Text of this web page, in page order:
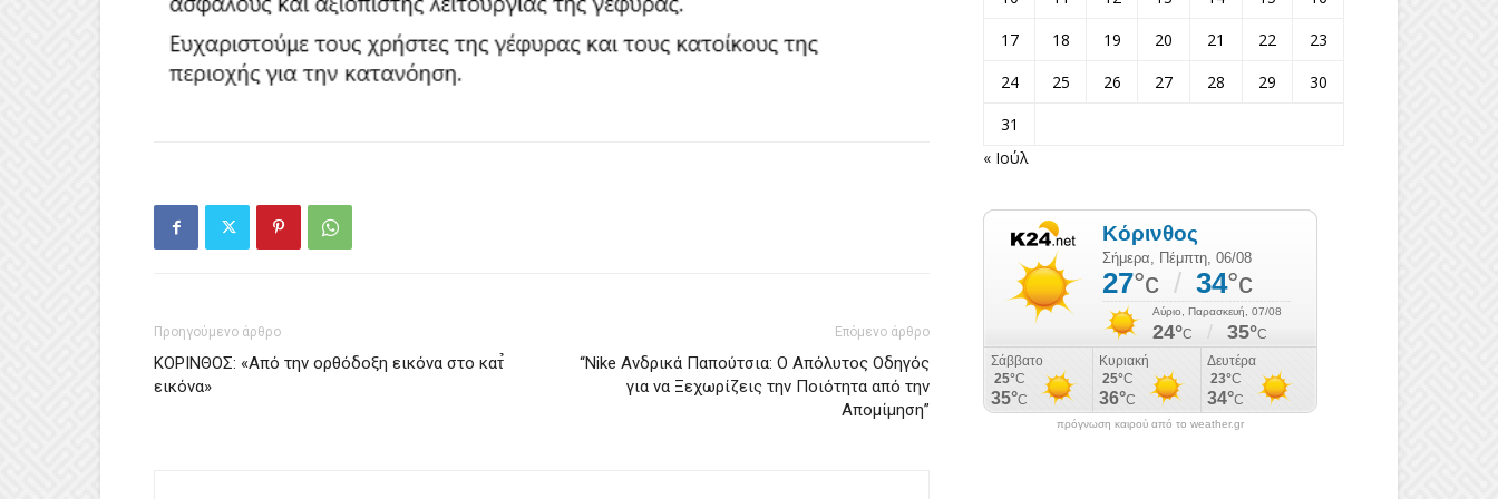
Προηγούμενο άρθρο
ΚΟΡΙΝΘΟΣ: «Από την ορθόδοξη εικόνα στο κατ̉
εικόνα»
Επόμενο άρθρο
“Nike Ανδρικά Παπούτσια: Ο Απόλυτος Οδηγός
για να Ξεχωρίζεις την Ποιότητα από την
Απομίμηση”
17
18 19 20 21 22
23
24
25 26 27 28 29
30
31
« Ιούλ
πρόγνωση καιρού από το weather.gr